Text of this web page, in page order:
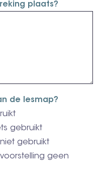
plaats?
de lesmap?
gebruikt
gebruikt
geen